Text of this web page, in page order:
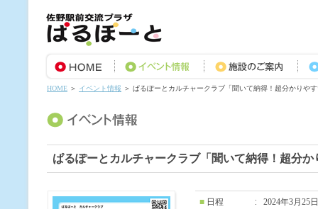
HOME ＞ イベント情報 ＞ ぱるぽーとカルチャークラブ「聞いて納得！超分かりや
ぱるぽーとカルチャークラブ「聞いて納得！超分
■ 日程 2024年3月25